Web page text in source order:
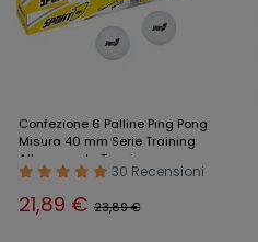
Confezione 6 Palline Ping Pong
Misura 40 mm Serie Training
Allenamento Tennis
30 Recensioni
21,89 € 23,89 €